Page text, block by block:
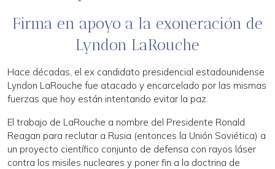
Firma en apoyo a la exoneración de
Lyndon LaRouche
Hace décadas, el ex candidato presidencial estadounidense
Lyndon LaRouche fue atacado y encarcelado por las mismas
fuerzas que hoy están intentando evitar la paz.
El trabajo de LaRouche a nombre del Presidente Ronald
Reagan para reclutar a Rusia (entonces la Unión Soviética) a
un proyecto científico conjunto de defensa con rayos láser
contra los misiles nucleares y poner fin a la doctrina de